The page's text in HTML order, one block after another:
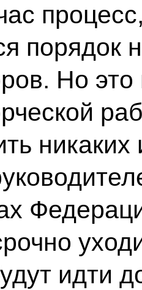
порядок
Но
идти